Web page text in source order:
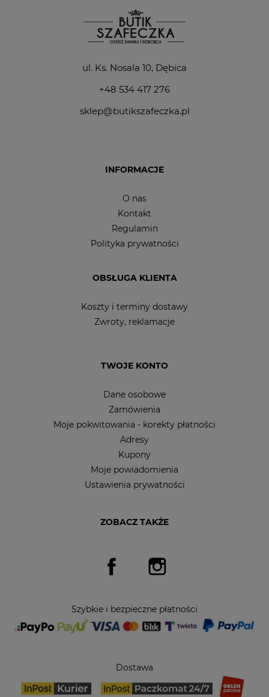
ul. Ks. Nosala 10, Dębica
+48 534 417 276
sklep@butikszafeczka.pl
INFORMACJE
O nas
Kontakt
Regulamin
Polityka prywatności
OBSŁUGA KLIENTA
Koszty i terminy dostawy
Zwroty, reklamacje
TWOJE KONTO
Dane osobowe
Zamówienia
Moje pokwitowania - korekty płatności
Adresy
Kupony
Moje powiadomienia
Ustawienia prywatności
ZOBACZ TAKŻE
Facebook
Szybkie i bezpieczne płatności
Dostawa